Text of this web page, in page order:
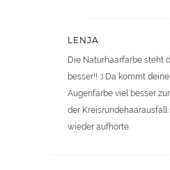
LENJA
Die Naturhaarfarbe steht
besser!! :) Da kommt
Augenfarbe viel besser
der Kreisrundehaarausfall
wieder aufhörte.